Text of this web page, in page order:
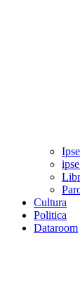
Cultura
Politica
Dataroom